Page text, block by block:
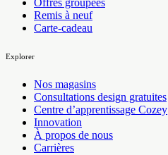
Offres groupées
Remis à neuf
Carte-cadeau
Explorer
Nos magasins
Consultations design gratuites
Centre d’apprentissage Cozey
Innovation
À propos de nous
Carrières